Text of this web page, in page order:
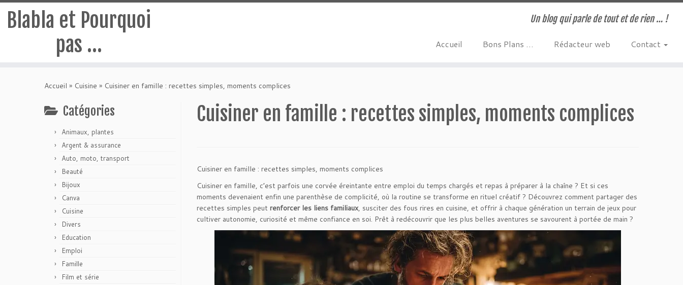
Blabla et Pourquoi
pas …
Un blog qui parle de tout et de rien … !
Accueil Bons Plans … Rédacteur web Contact
Accueil » Cuisine » Cuisiner en famille : recettes simples, moments complices
Catégories
Animaux, plantes
Argent & assurance
Auto, moto, transport
Beauté
Bijoux
Canva
Cuisine
Divers
Education
Emploi
Famille
Film et série
Cuisiner en famille : recettes simples, moments complices
Cuisiner en famille : recettes simples, moments complices
Cuisiner en famille, c’est parfois une corvée éreintante entre emploi du temps chargés et repas à préparer à la chaîne ? Et si ces
moments devenaient enfin une parenthèse de complicité, où la routine se transforme en rituel créatif ? Découvrez comment partager des
recettes simples peut renforcer les liens familiaux, susciter des fous rires en cuisine, et offrir à chaque génération un terrain de jeux pour
cultiver autonomie, curiosité et même confiance en soi. Prêt à redécouvrir que les plus belles aventures se savourent à portée de main ?